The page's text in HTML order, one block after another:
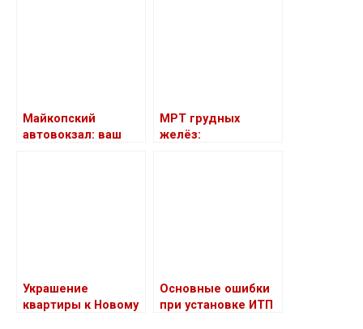
Майкопский
автовокзал: ваш
МРТ грудных
желёз:
Украшение
квартиры к Новому
Основные ошибки
при установке ИТП